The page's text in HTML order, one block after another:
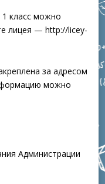
класс можно
лицея — http://licey-
за адресом
можно
Администрации